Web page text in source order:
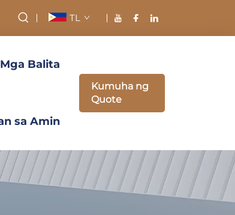
TL
Mga Balita
sa Amin
Kumuha ng
Quote